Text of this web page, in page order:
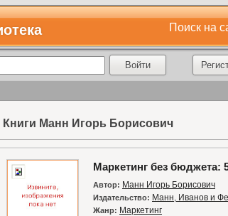
Поиск на
Книги Манн Игорь Борисович
Маркетинг без бюджета:
Автор: Манн Игорь Борисович
Издательство: Манн, Иванов и
Жанр: Маркетинг